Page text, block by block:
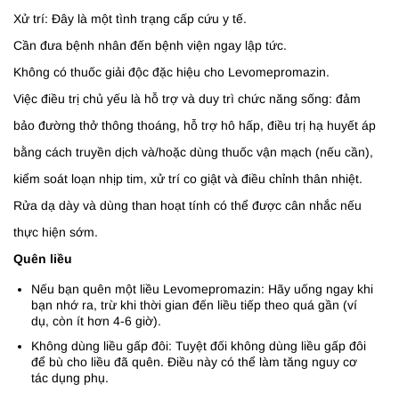
Xử trí: Đây là một tình trạng cấp cứu y tế.
Cần đưa bệnh nhân đến bệnh viện ngay lập tức.
Không có thuốc giải độc đặc hiệu cho Levomepromazin.
Việc điều trị chủ yếu là hỗ trợ và duy trì chức năng sống: đảm
bảo đường thở thông thoáng, hỗ trợ hô hấp, điều trị hạ huyết áp
bằng cách truyền dịch và/hoặc dùng thuốc vận mạch (nếu cần),
kiểm soát loạn nhịp tim, xử trí co giật và điều chỉnh thân nhiệt.
Rửa dạ dày và dùng than hoạt tính có thể được cân nhắc nếu
thực hiện sớm.
Quên liều
Nếu bạn quên một liều Levomepromazin: Hãy uống ngay khi
bạn nhớ ra, trừ khi thời gian đến liều tiếp theo quá gần (ví
dụ, còn ít hơn 4-6 giờ).
Không dùng liều gấp đôi: Tuyệt đối không dùng liều gấp đôi
để bù cho liều đã quên. Điều này có thể làm tăng nguy cơ
tác dụng phụ.